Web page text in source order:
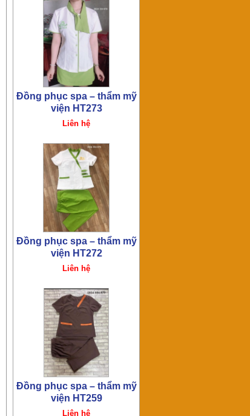
Đồng phục spa – thẩm mỹ
viện HT272
Đồng phục spa – thẩm mỹ
viện HT259
Liên hệ
Đồng phục spa – thẩm mỹ
viện HT255
Liên hệ